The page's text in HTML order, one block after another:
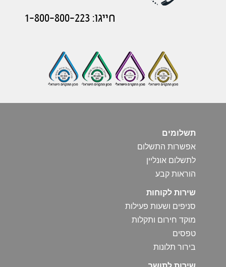
חייגו: 1-800-800-223
תשלומים
אפשרות התשלום
לתשלום אונליין
הוראות קבע
שירות לקוחות
סניפים ושעות פעילות
מוקד חירום ותקלות
טפסים
בירור תלונות